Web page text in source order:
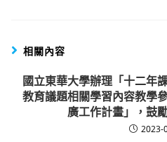
相關內容
國立東華大學辦理「十二年
教育議題相關學習內容教學
廣工作計畫」，鼓
2023-